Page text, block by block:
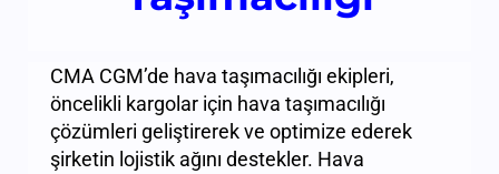
CMA CGM’de hava taşımacılığı ekipleri,
öncelikli kargolar için hava taşımacılığı
çözümleri geliştirerek ve optimize ederek
şirketin lojistik ağını destekler. Hava